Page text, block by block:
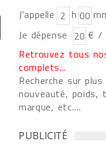
J'appelle h
Je dépense
€ /
Retrouvez tous
complets...
Recherche sur
nouveauté, poids,
marque, etc....
PUBLICITÉ